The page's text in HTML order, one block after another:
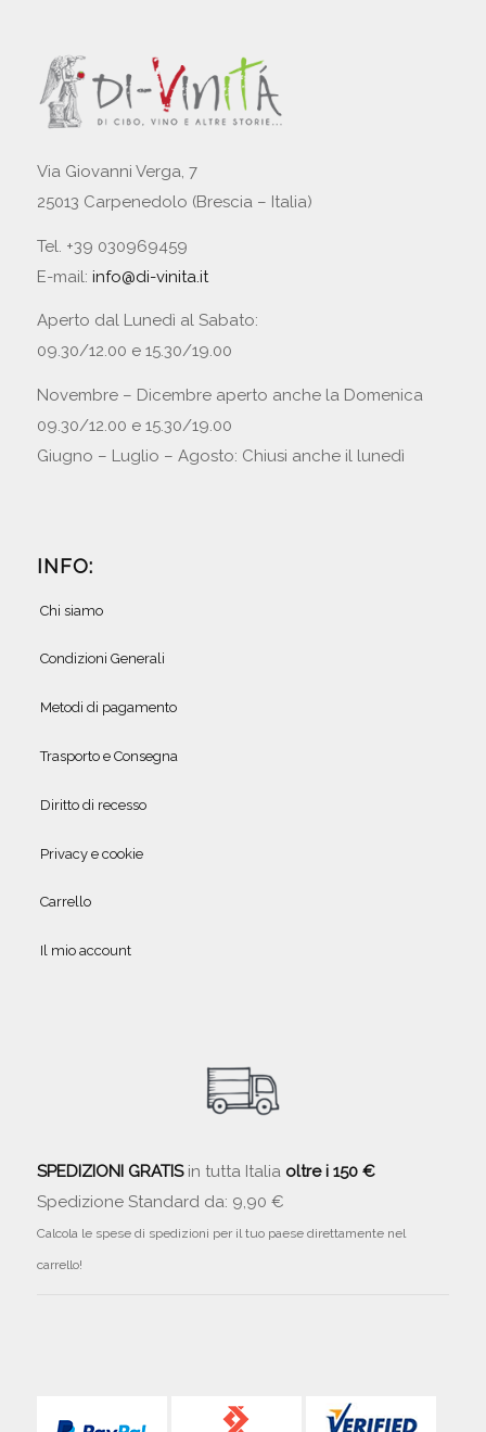
Via Giovanni Verga, 7
25013 Carpenedolo (Brescia – Italia)
Tel. +39 030969459
E-mail: info@di-vinita.it
Aperto dal Lunedì al Sabato:
09.30/12.00 e 15.30/19.00
Novembre – Dicembre aperto anche la Domenica
09.30/12.00 e 15.30/19.00
Giugno – Luglio – Agosto: Chiusi anche il lunedì
INFO:
Chi siamo
Condizioni Generali
Metodi di pagamento
Trasporto e Consegna
Diritto di recesso
Privacy e cookie
Carrello
Il mio account
SPEDIZIONI GRATISin tutta Italia oltre i 150 €
Spedizione Standard da: 9,90 €
Calcola le spese di spedizioni per il tuo paese direttamente nel
carrello!